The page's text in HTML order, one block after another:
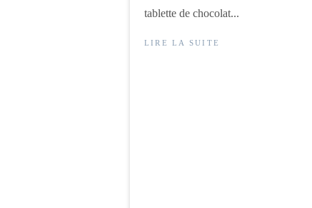
tablette de chocolat...
LIRE LA SUITE